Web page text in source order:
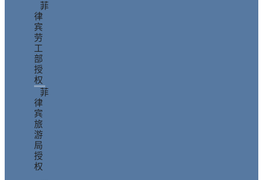
菲
律
宾
劳
工
部
授
权
菲
律
宾
旅
游
局
授
权